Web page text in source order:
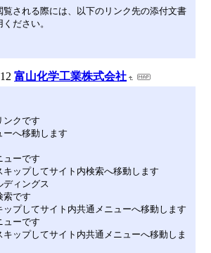
覧される際には、以下のリンク先の添付文書
ださい。
富山化学工業株式会社
ンクです
ーへ移動します
ューです
ップしてサイト内検索へ移動します
ディングス
索です
プしてサイト内共通メニューへ移動します
ューです
ップしてサイト内共通メニューへ移動しま